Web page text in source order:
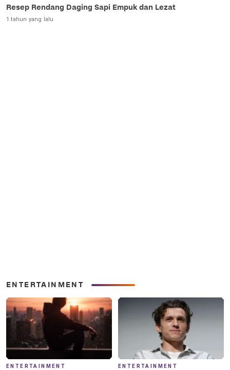
Resep Rendang Daging Sapi Empuk dan Lezat
1 tahun yang lalu
ENTERTAINMENT
ENTERTAINMENT ENTERTAINMENT